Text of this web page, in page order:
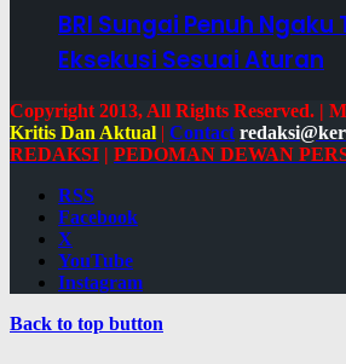
BRI Sungai Penuh
Eksekusi Sesuai Aturan
Copyright 2013, All Rights Reserved. |
Kritis Dan Aktual | Contact
REDAKSI | PEDOMAN DEWAN
RSS
Facebook
X
YouTube
Instagram
Back to top button